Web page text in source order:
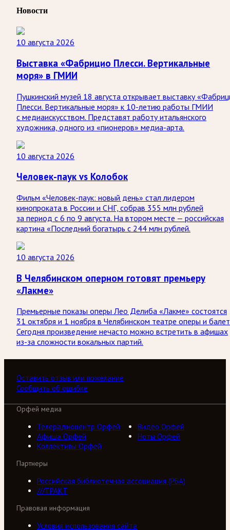
Новости
10 августа 2026
Выставка «Фабрицио Плесси. Вертикальные
моря» в ГМИИ
Пушкинский музей 18 августа открывает выставку
Плесси. Вертикальные моря» к 10-летию работы ГМИИ
с медиаискусством. Представят работу итальянского
художника, одного из «пионеров» медиа-арта.
10 августа 2026
Человек-паук vs Колобок
Фильм «Человек-паук: новый день» стал лидером
кинопроката в России и СНГ, собрав 355 млн рублей
за период с 6 по 9 августа. На втором месте — российская
картина «Последний богатырь с 244 млн рублей.
10 августа 2026
В Челябинском оперном готовят премьеру
«Лакме»
Премьерные показы оперы Лео Делиба «Лакме» состоятся
31 октября и 1 ноября в Челябинском театре оперы и
Сегодня произведение нечасто можно встретить в афишах
из-за сложности вокальных партий.
Оставить отзыв или пожелание
Сообщить об ошибке
Орфей медиа
Телерадиоцентр Орфей
Видео Орфей
Афиша Орфей
Ноты Орфей
Коллективы Орфей
Партнеры
Российская библиотечная ассоциация (РБА)
///ТРАКТ
Правовая информация
Условия использования сайта